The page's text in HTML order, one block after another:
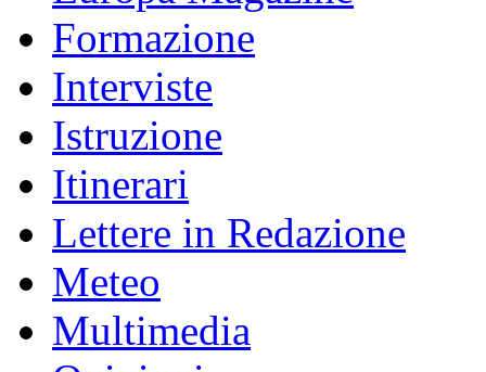
Formazione
Interviste
Istruzione
Itinerari
Lettere in Redazione
Meteo
Multimedia